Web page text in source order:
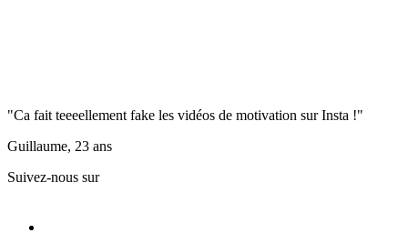
"Ca fait teeeellement fake les vidéos de motivation sur Insta !"
Guillaume, 23 ans
Suivez-nous sur